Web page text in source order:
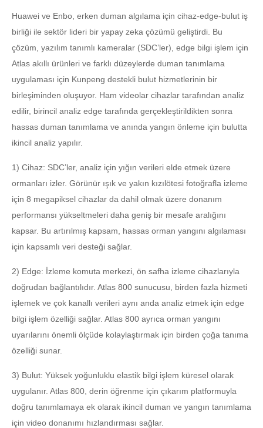
Huawei ve Enbo, erken duman algılama için cihaz-edge-bulut iş
birliği ile sektör lideri bir yapay zeka çözümü geliştirdi. Bu
çözüm, yazılım tanımlı kameralar (SDC’ler), edge bilgi işlem için
Atlas akıllı ürünleri ve farklı düzeylerde duman tanımlama
uygulaması için Kunpeng destekli bulut hizmetlerinin bir
birleşiminden oluşuyor. Ham videolar cihazlar tarafından analiz
edilir, birincil analiz edge tarafında gerçekleştirildikten sonra
hassas duman tanımlama ve anında yangın önleme için bulutta
ikincil analiz yapılır.
1) Cihaz: SDC’ler, analiz için yığın verileri elde etmek üzere
ormanları izler. Görünür ışık ve yakın kızılötesi fotoğrafla izleme
için 8 megapiksel cihazlar da dahil olmak üzere donanım
performansı yükseltmeleri daha geniş bir mesafe aralığını
kapsar. Bu artırılmış kapsam, hassas orman yangını algılaması
için kapsamlı veri desteği sağlar.
2) Edge: İzleme komuta merkezi, ön safha izleme cihazlarıyla
doğrudan bağlantılıdır. Atlas 800 sunucusu, birden fazla hizmeti
işlemek ve çok kanallı verileri aynı anda analiz etmek için edge
bilgi işlem özelliği sağlar. Atlas 800 ayrıca orman yangını
uyarılarını önemli ölçüde kolaylaştırmak için birden çoğa tanıma
özelliği sunar.
3) Bulut: Yüksek yoğunluklu elastik bilgi işlem küresel olarak
uygulanır. Atlas 800, derin öğrenme için çıkarım platformuyla
doğru tanımlamaya ek olarak ikincil duman ve yangın tanımlama
için video donanımı hızlandırması sağlar.